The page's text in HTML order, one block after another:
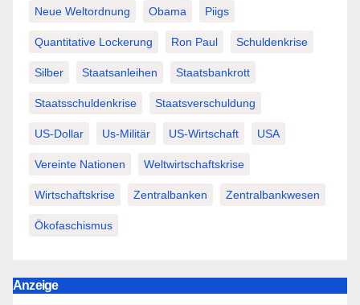
Neue Weltordnung Obama Piigs
Quantitative Lockerung Ron Paul Schuldenkrise
Silber Staatsanleihen Staatsbankrott
Staatsschuldenkrise Staatsverschuldung
US-Dollar Us-Militär US-Wirtschaft USA
Vereinte Nationen Weltwirtschaftskrise
Wirtschaftskrise Zentralbanken Zentralbankwesen
Ökofaschismus
Anzeige